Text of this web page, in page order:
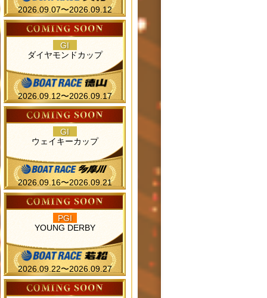
2026.09.07〜2026.09.12
GI
ダイヤモンドカップ
2026.09.12〜2026.09.17
GI
ウェイキーカップ
2026.09.16〜2026.09.21
PGI
YOUNG DERBY
2026.09.22〜2026.09.27